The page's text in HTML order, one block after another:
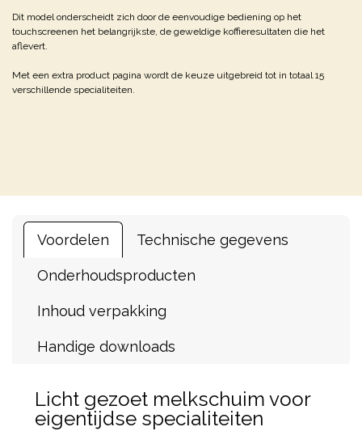
Dit model onderscheidt zich door de eenvoudige bediening op het
touchscreenen het belangrijkste, de geweldige koffieresultaten die het
aflevert.
Met een extra product pagina wordt de keuze uitgebreid tot in totaal 15
verschillende specialiteiten.
Voordelen Technische gegevens
Onderhoudsproducten
Inhoud verpakking
Handige downloads
Licht gezoet melkschuim voor
eigentijdse specialiteiten